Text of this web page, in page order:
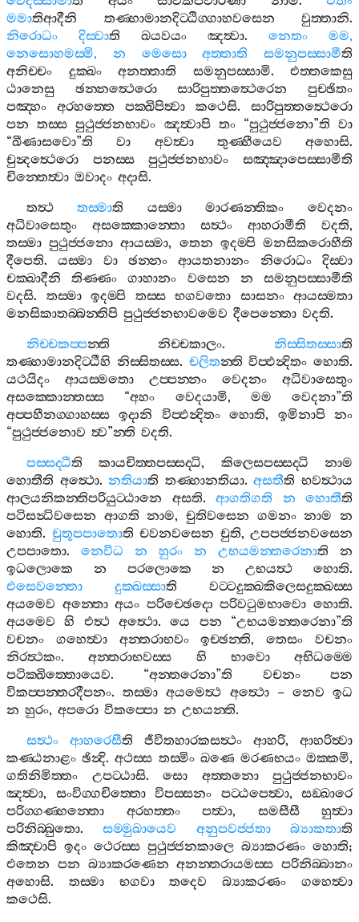
මමාතිආදීනි තණ‍්හාමානදිට‍්ඨිග‍්ගාහවසෙන වුත‍්තානි.
නිරොධං
දිස‍්වාති ඛයවයං ඤත්‍වා. නෙතං මම,
නෙසොහමස‍්මි, න මෙසො අත‍්තාති සමනුපස‍්සාමීති
අනිච‍්චං
දුක‍්ඛං අනත‍්තාති සමනුපස‍්සාමි. එත‍්තකෙසු
ඨානෙසු
ඡන‍්නත්‍ථෙරො සාරිපුත‍්තත්‍ථෙරෙන
පුච‍්ඡිතං
පඤ‍්හං
අරහත‍්තෙ පක‍්ඛිපිත්‍වා කථෙසි. සාරිපුත‍්තත්‍ථෙරො
පන තස‍්ස පුථුජ‍්ජනභාවං ඤත්‍වාපි තං“පුථුජ‍්ජනො”ති වා
“ඛීණාසවො”ති වා අවත්‍වා තුණ‍්හීයෙව අහොසි.
චුන්‍දත්‍ථෙරො
පනස‍්ස පුථුජ‍්ජනභාවං
සඤ‍්ඤාපෙස‍්සාමීති
චින‍්තෙත්‍වා ඔවාදං අදාසි.
තත්‍ථ
තස‍්මාති යස‍්මා මාරණන‍්තිකං
වෙදනං
අධිවාසෙතුං
අසක‍්කොන‍්තො සත්‍ථං ආහරාමීති වදති,
තස‍්මා පුථුජ‍්ජනො ආයස‍්මා, තෙන ඉදම‍්පි මනසිකරොහීති
දීපෙති.යස‍්මා වා ඡන‍්නං ආයතනානං නිරොධං
දිස‍්වා
චක‍්ඛාදීනි
තිණ‍්ණං ගාහානං වසෙන න
සමනුපස‍්සාමීති
වදසි. තස‍්මා ඉදම‍්පි තස‍්ස භගවතො සාසනං
ආයස‍්මතා
මනසිකාතබ‍්බන‍්තිපි පුථුජ‍්ජනභාවමෙව දීපෙන‍්තො වදති.
නිච‍්චකප‍්පන‍්ති නිච‍්චකාලං. නිස‍්සිතස‍්සාති
තණ‍්හාමානදිට‍්ඨීහි නිස‍්සිතස‍්ස. චලිතන‍්ති විප‍්ඵන්‍දිතං හොති.
යථයිදං
ආයස‍්මතො උප‍්පන‍්නං වෙදනං
අධිවාසෙතුං
අසක‍්කොන‍්තස‍්ස “අහං වෙදයාමි, මම වෙදනා”ති
අප‍්පහීනග‍්ගාහස‍්ස
ඉදානි විප‍්ඵන්‍දිතං හොති, ඉමිනාපි
නං
“පුථුජ‍්ජනොව ත්‍ව”න‍්ති වදති.
පස‍්සද‍්ධීති කායචිත‍්තපස‍්සද‍්ධි, කිලෙසපස‍්සද‍්ධි
නාම
හොතීති අත්‍ථො.නතියාති තණ‍්හානතියා.අසතීති භවත්‍ථාය
ආලයනිකන‍්තිපරියුට‍්ඨානෙ
අසති. ආගතිගති න හොතීති
පටිසන්‍ධිවසෙන ආගති නාම,චුතිවසෙන ගමනං නාම න
හොති. චුතූපපාතොති චවනවසෙන චුති, උපපජ‍්ජනවසෙන
උපපාතො. නෙවිධ න හුරං න උභයමන‍්තරෙනාති
න
ඉධලොකෙ
න පරලොකෙ න උභයත්‍ථ හොති.
එසෙවන‍්තො
දුක‍්ඛස‍්සාති
වට‍්ටදුක‍්ඛකිලෙසදුක‍්ඛස‍්ස
අයමෙව අන‍්තො අයං පරිච‍්ඡෙදො පරිවටුමභාවො හොති.
අයමෙව
හි එත්‍ථ අත්‍ථො.යෙ පන “උභයමන‍්තරෙනා”ති
වචනං
ගහෙත්‍වා අන‍්තරාභවං ඉච‍්ඡන‍්ති,තෙසං
වචනං
නිරත්‍ථකං.අන‍්තරාභවස‍්ස හි භාවො
අභිධම‍්මෙ
පටික‍්ඛිත‍්තොයෙව. “අන‍්තරෙනා”ති වචනං
පන
විකප‍්පන‍්තරදීපනං.තස‍්මා අයමෙත්‍ථ අත්‍ථො– නෙව ඉධ
න හුරං, අපරො විකප‍්පො න උභයන‍්ති.
සත්‍ථං
ආහරෙසීති ජීවිතහාරකසත්‍ථං ආහරි, ආහරිත්‍වා
කණ‍්ඨනාළං ඡින්‍දි.අථස‍්ස තස‍්මිං ඛණෙ මරණභයං ඔක‍්කමි,
ගතිනිමිත‍්තං
උපට‍්ඨාසි. සො අත‍්තනො
පුථුජ‍්ජනභාවං
ඤත්‍වා, සංවිග‍්ගචිත‍්තො විපස‍්සනං පට‍්ඨපෙත්‍වා, සඞ‍්ඛාරෙ
පරිග‍්ගණ‍්හන‍්තො
අරහත‍්තං පත්‍වා, සමසීසී
හුත්‍වා
පරිනිබ‍්බුතො.සම‍්මුඛායෙව අනුපවජ‍්ජතා බ්‍යාකතාති
කිඤ‍්චාපි ඉදං ථෙරස‍්ස පුථුජ‍්ජනකාලෙ බ්‍යාකරණං හොති;
එතෙන පන බ්‍යාකරණෙන අනන‍්තරායමස‍්ස පරිනිබ‍්බානං
අහොසි. තස‍්මා භගවා තදෙව බ්‍යාකරණං
ගහෙත්‍වා
කථෙසි.